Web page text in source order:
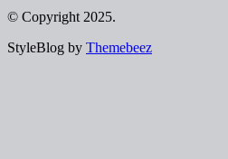
© Copyright 2025.
StyleBlog by Themebeez